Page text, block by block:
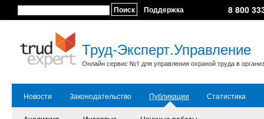
Поиск Поддержка 8 800
Труд-Эксперт.Управление
Онлайн сервис №1 для управления охраной труда в
Новости Законодательство Публикации Статистика